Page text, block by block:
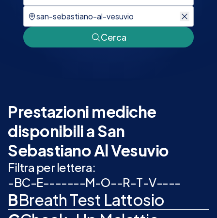
Cerca
Prestazioni mediche
disponibili a San
Sebastiano Al Vesuvio
Filtra per lettera:
-BC-E-------M-O--R-T-V----
BBreath Test Lattosio